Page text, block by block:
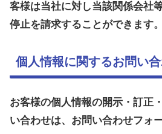
客様は当社に対し当該関係会社
停止を請求することができます。
個人情報に関するお問い
お客様の個人情報の開示・訂正
い合わせは、お問い合わせフォ